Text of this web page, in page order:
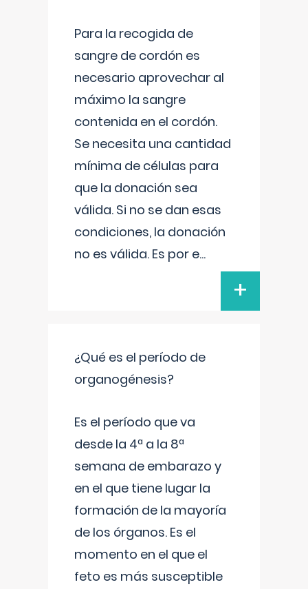
Para la recogida de
sangre de cordón es
necesario aprovechar al
máximo la sangre
contenida en el cordón.
Se necesita una cantidad
mínima de células para
que la donación sea
válida. Si no se dan esas
condiciones, la donación
no es válida. Es por e...
+
¿Qué es el período de
organogénesis?
Es el período que va
desde la 4ª a la 8ª
semana de embarazo y
en el que tiene lugar la
formación de la mayoría
de los órganos. Es el
momento en el que el
feto es más susceptible